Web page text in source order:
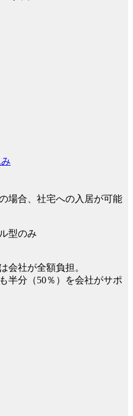
場合、社宅への入居が可能
型のみ
会社が全額負担。
半分（50％）を会社がサポ